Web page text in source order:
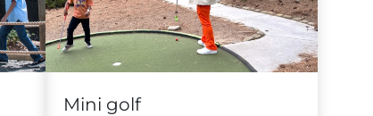
Mini golf